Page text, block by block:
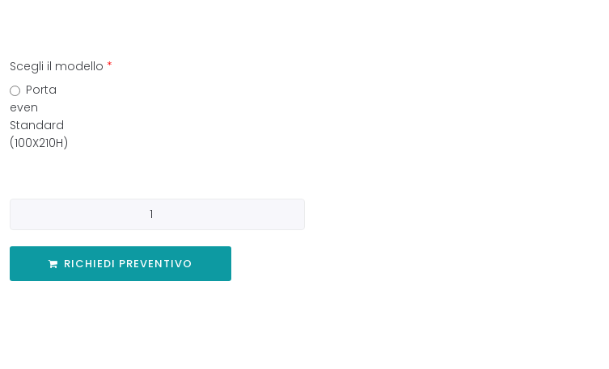
Scegli il modello *
Porta
even
Standard
(100X210H)
RICHIEDI PREVENTIVO